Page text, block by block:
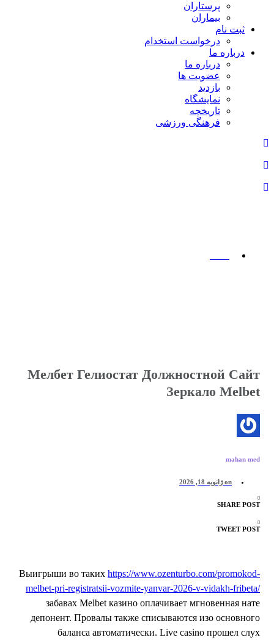
پرستاران
بيماران
ثبت نام
درخواست استخدام
درباره ما
درباره ما
عضویت ها
بازدید
نمایشگاه
تاريخچه
فرهنگی ورزشی
خانه
Мелбет Гелиостат Должностной
Зеркало
mahan
on ژانویه 18, 2026
SHARE
TWEET
Выигрыши во такихhttps://www.ozenturbo.com/
melbet-pri-registratsii-vozmite-yanvar-2026-v-vidakh-
забавах Melbet казино оплачивает мгновенная
депонент. Провалы также списываются изо
баланса автоматически.Live casino прошел